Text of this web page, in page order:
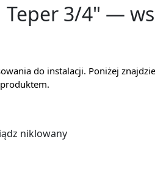
Teper 3/4" —
do instalacji. Poniżej
niklowany